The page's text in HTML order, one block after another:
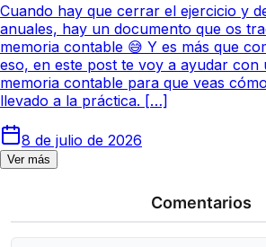
Cuando hay que cerrar el ejercicio y
anuales, hay un documento que os
memoria contable 😅 Y es más que
eso, en este post te voy a ayudar con
memoria contable para que veas
llevado a la práctica. […]
8 de julio de 2026
Ver más
Comentarios